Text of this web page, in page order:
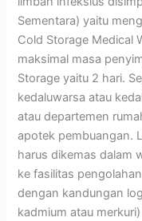
Sementara) yaitu
Cold Storage Medical
maksimal masa
Storage yaitu 2 hari.
kedaluwarsa atau
atau departemen
apotek pembuangan.
harus dikemas dalam
ke fasilitas
dengan kandungan
kadmium atau